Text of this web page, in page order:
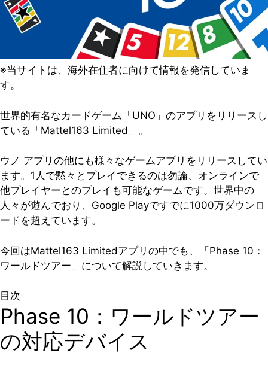
※当サイトは、海外在住者に向けて情報を発信していま
す。
世界的有名なカードゲーム「UNO」のアプリをリリースし
ている「Mattel163 Limited」。
ウノ アプリの他にも様々なゲームアプリをリリースしてい
ます。1人で黙々とプレイできるのは勿論、オンラインで
他プレイヤーとのプレイも可能なゲームです。世界中の
人々が遊んでおり、Google Playですでに1000万ダウンロ
ードを超えています。
今回はMattel163 Limitedアプリの中でも、「Phase 10：
ワールドツアー」について解説していきます。
目次
Phase 10：ワールドツアー
の対応デバイス